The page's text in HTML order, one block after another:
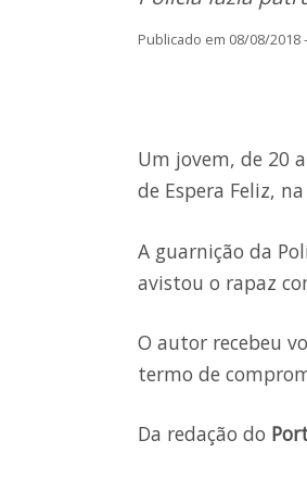
Publicado em 08/08/
Um jovem, de 20
de Espera Feliz,
A guarnição da
avistou o rapaz
O autor recebeu
termo de
Da redação do